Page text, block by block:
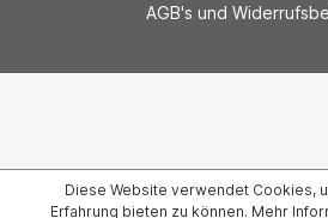
AGB's und
Diese Website verwendet Cookies,
Erfahrung bieten zu können. Mehr